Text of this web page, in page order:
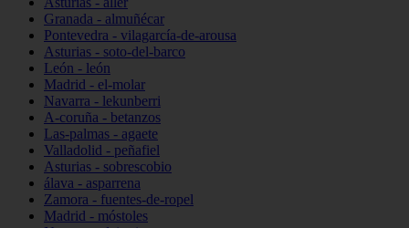
Granada - almuñécar
Pontevedra - vilagarcía-de-arousa
Asturias - soto-del-barco
León - león
Madrid - el-molar
Navarra - lekunberri
A-coruña - betanzos
Las-palmas - agaete
Valladolid - peñafiel
Asturias - sobrescobio
álava - asparrena
Zamora - fuentes-de-ropel
Madrid - móstoles